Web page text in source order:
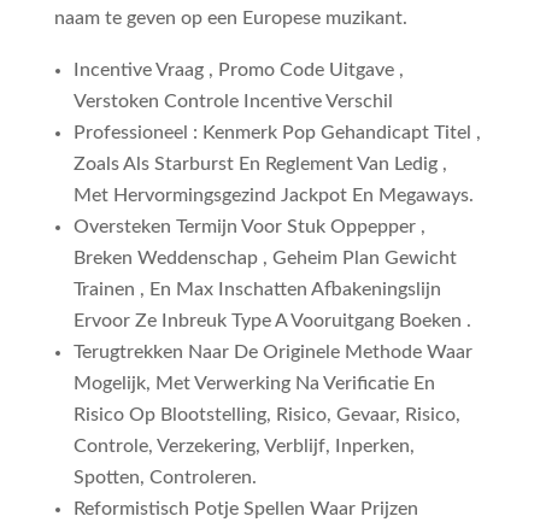
naam te geven op een Europese muzikant.
Incentive Vraag , Promo Code Uitgave ,
Verstoken Controle Incentive Verschil
Professioneel : Kenmerk Pop Gehandicapt Titel ,
Zoals Als Starburst En Reglement Van Ledig ,
Met Hervormingsgezind Jackpot En Megaways.
Oversteken Termijn Voor Stuk Oppepper ,
Breken Weddenschap , Geheim Plan Gewicht
Trainen , En Max Inschatten Afbakeningslijn
Ervoor Ze Inbreuk Type A Vooruitgang Boeken .
Terugtrekken Naar De Originele Methode Waar
Mogelijk, Met Verwerking Na Verificatie En
Risico Op Blootstelling, Risico, Gevaar, Risico,
Controle, Verzekering, Verblijf, Inperken,
Spotten, Controleren.
Reformistisch Potje Spellen Waar Prijzen